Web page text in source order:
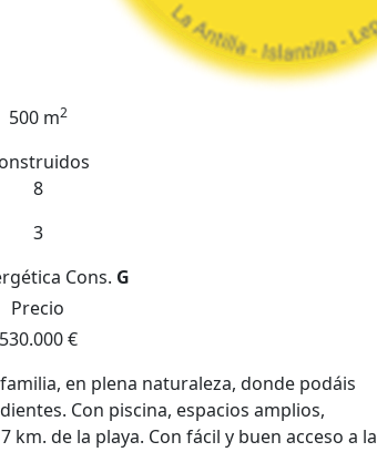
500 m2
8
3
Cons. G
Precio
530.000 €
en plena naturaleza, donde podáis
Con piscina, espacios amplios,
de la playa. Con fácil y buen acceso a la